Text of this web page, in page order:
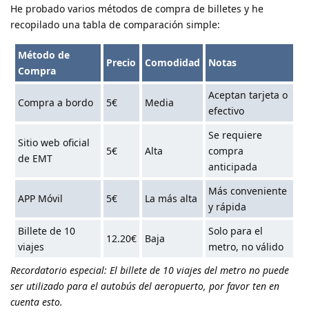
He probado varios métodos de compra de billetes y he
recopilado una tabla de comparación simple:
Método de
Compra
Precio Comodidad Notas
Compra a bordo 5€ Media
Aceptan tarjeta o
efectivo
Sitio web oficial
de EMT
5€ Alta
Se requiere
compra
anticipada
APP Móvil 5€ La más alta
Más conveniente
y rápida
Billete de 10
viajes
12.20€ Baja
Solo para el
metro, no válido
Recordatorio especial: El billete de 10 viajes del metro no puede
ser utilizado para el autobús del aeropuerto, por favor ten en
cuenta esto.